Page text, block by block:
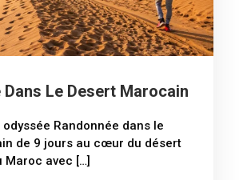
Dans Le Desert Marocain
Randonnée dans le
de 9 jours au cœur du désert
Maroc avec […]